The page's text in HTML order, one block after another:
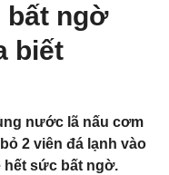
bất ngờ
biết
nước lã nấu cơm
2 viên đá lạnh vào
hết sức bất ngờ.